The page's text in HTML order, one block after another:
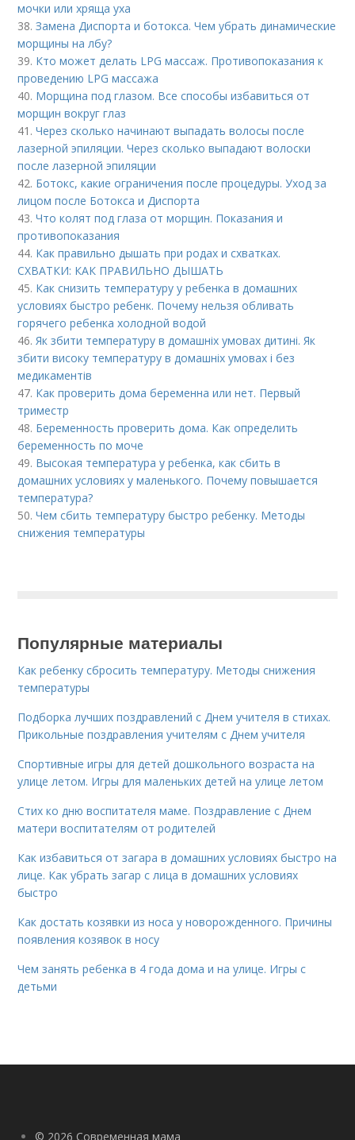
мочки или хряща уха
38.Замена Диспорта и ботокса. Чем убрать динамические
морщины на лбу?
39. Кто может делать LPG массаж. Противопоказания к
проведению LPG массажа
40. Морщина под глазом. Все способы избавиться от
морщин вокруг глаз
41.Через сколько начинают выпадать волосы после
лазерной эпиляции. Через сколько выпадают волоски
после лазерной эпиляции
42. Ботокс, какие ограничения после процедуры. Уход за
лицом после Ботокса и Диспорта
43.Что колят под глаза от морщин. Показания и
противопоказания
44. Как правильно дышать при родах и схватках.
СХВАТКИ: КАК ПРАВИЛЬНО ДЫШАТЬ
45. Как снизить температуру у ребенка в домашних
условиях быстро ребенк. Почему нельзя обливать
горячего ребенка холодной водой
46.Як збити температуру в домашніх умовах дитині. Як
збити високу температуру в домашніх умовах і без
медикаментів
47. Как проверить дома беременна или нет. Первый
триместр
48. Беременность проверить дома. Как определить
беременность по моче
49. Высокая температура у ребенка, как сбить в
домашних условиях у маленького. Почему повышается
температура?
50.Чем сбить температуру быстро ребенку. Методы
снижения температуры
Популярные материалы
Как ребенку сбросить температуру. Методы снижения
температуры
Подборка лучших поздравлений с Днем учителя в стихах.
Прикольные поздравления учителям с Днем учителя
Спортивные игры для детей дошкольного возраста на
улице летом. Игры для маленьких детей на улице летом
Стих ко дню воспитателя маме. Поздравление с Днем
матери воспитателям от родителей
Как избавиться от загара в домашних условиях быстро на
лице. Как убрать загар с лица в домашних условиях
быстро
Как достать козявки из носа у новорожденного. Причины
появления козявок в носу
Чем занять ребенка в 4 года дома и на улице. Игры с
детьми
© 2026 Современная мама